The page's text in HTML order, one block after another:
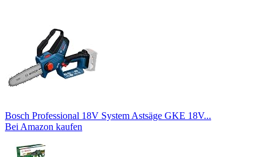
Bosch Professional 18V System Astsäge GKE 18V...
Bei Amazon kaufen